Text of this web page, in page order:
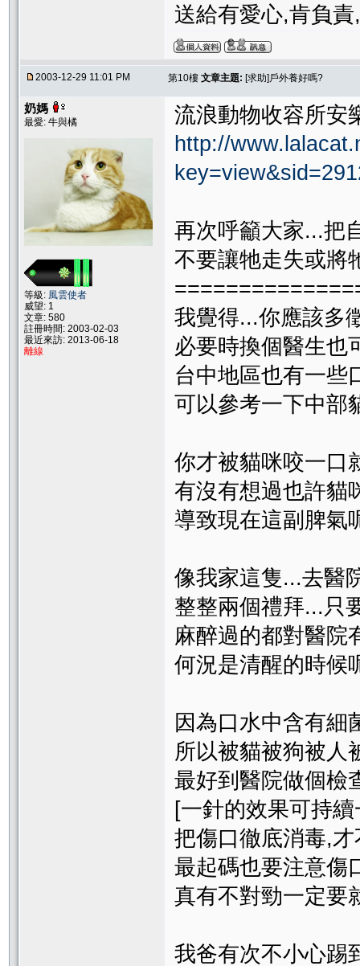
送給有愛心,肯負
2003-12-29 11:01 PM 第10樓 文章主題: [求助]戶外養好嗎?
奶媽
最愛: 牛與橘
等級: 風雲使者
威望: 1
文章: 580
註冊時間: 2003-02-03
最近來訪: 2013-06-18
離線
流浪動物收容所安
http://
再次呼籲大家...把
不要讓牠走失或將
我覺得...你應該多
必要時換個醫生也
台中地區也有一些
可以參考一下中部
你才被貓咪咬一口
有沒有想過也許貓
導致現在這副脾氣
像我家這隻...去醫
整整兩個禮拜...只
麻醉過的都對醫院
何況是清醒的時候
因為口水中含有細
所以被貓被狗被人
最好到醫院做個檢
[一針的效果可持
把傷口徹底消毒,
最起碼也要注意傷
真有不對勁一定要
我爸有次不小心踢